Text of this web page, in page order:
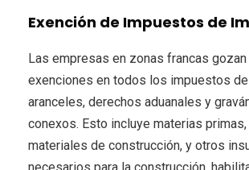
Exención de Impuestos de
Las empresas en zonas francas gozan
exenciones en todos los impuestos
aranceles, derechos aduanales y
conexos. Esto incluye materias
materiales de construcción, y otros